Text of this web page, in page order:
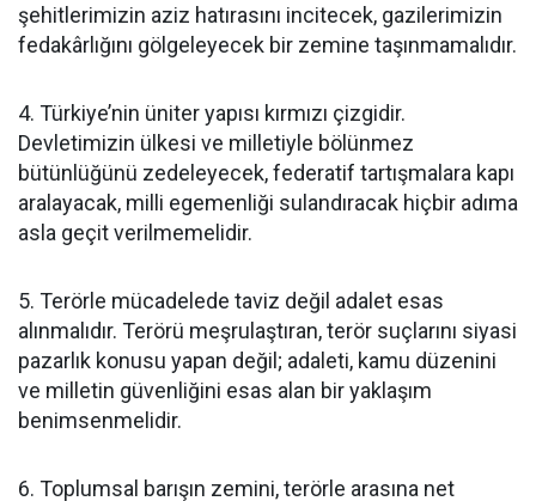
şehitlerimizin aziz hatırasını incitecek, gazilerimizin
fedakârlığını gölgeleyecek bir zemine taşınmamalıdır.
4. Türkiye’nin üniter yapısı kırmızı çizgidir.
Devletimizin ülkesi ve milletiyle bölünmez
bütünlüğünü zedeleyecek, federatif tartışmalara kapı
aralayacak, milli egemenliği sulandıracak hiçbir adıma
asla geçit verilmemelidir.
5. Terörle mücadelede taviz değil adalet esas
alınmalıdır. Terörü meşrulaştıran, terör suçlarını siyasi
pazarlık konusu yapan değil; adaleti, kamu düzenini
ve milletin güvenliğini esas alan bir yaklaşım
benimsenmelidir.
6. Toplumsal barışın zemini, terörle arasına net